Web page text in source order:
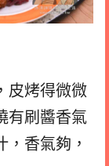
皮烤得微微
有刷醬香氣
香氣夠，